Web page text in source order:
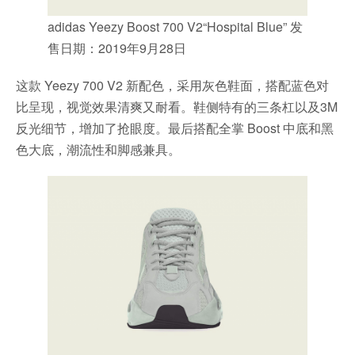
adidas Yeezy Boost 700 V2“Hospital Blue” 发
售日期：2019年9月28日
这款 Yeezy 700 V2 新配色，采用灰色鞋面，搭配蓝色对
比呈现，视觉效果清爽又耐看。鞋侧特有的三条杠以及3M
反光细节，增加了抢眼度。最后搭配全掌 Boost 中底和黑
色大底，潮流性和脚感兼具。